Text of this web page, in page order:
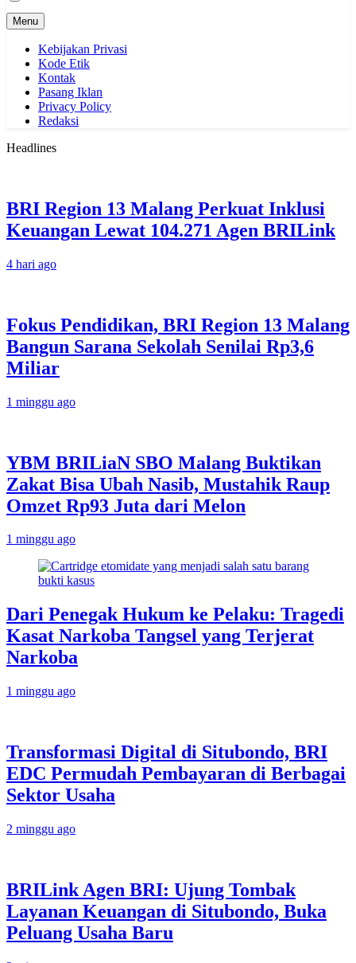
Menu
Kebijakan Privasi
Kode Etik
Kontak
Pasang Iklan
Privacy Policy
Redaksi
Headlines
BRI Region 13 Malang Perkuat Inklusi
Keuangan Lewat 104.271 Agen BRILink
4 hari ago
Fokus Pendidikan, BRI Region 13 Malang
Bangun Sarana Sekolah Senilai Rp3,6
Miliar
1 minggu ago
YBM BRILiaN SBO Malang Buktikan
Zakat Bisa Ubah Nasib, Mustahik Raup
Omzet Rp93 Juta dari Melon
1 minggu ago
Dari Penegak Hukum ke Pelaku: Tragedi
Kasat Narkoba Tangsel yang Terjerat
Narkoba
1 minggu ago
Transformasi Digital di Situbondo, BRI
EDC Permudah Pembayaran di Berbagai
Sektor Usaha
2 minggu ago
BRILink Agen BRI: Ujung Tombak
Layanan Keuangan di Situbondo, Buka
Peluang Usaha Baru